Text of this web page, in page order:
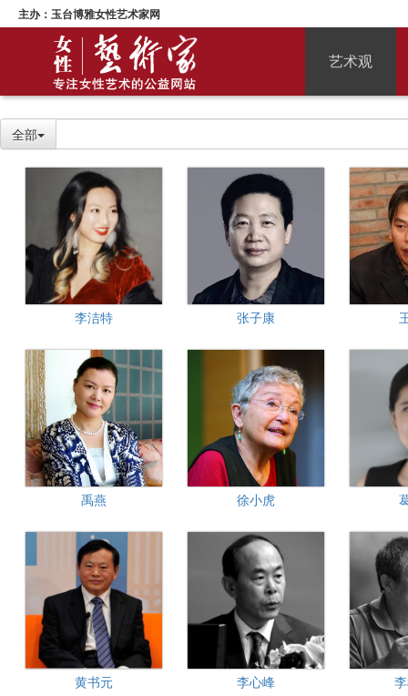
主办：玉台博雅女性艺术家网
艺术观
全部
李洁特 张子康
禹燕 徐小虎
黄书元 李心峰